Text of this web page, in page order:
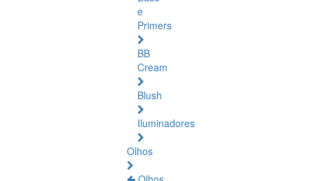
e
Primers
BB
Cream
Blush
Iluminadores
Olhos